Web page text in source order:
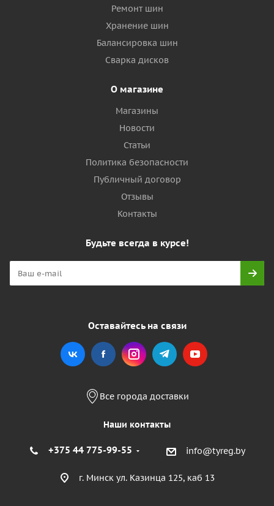
Ремонт шин
Хранение шин
Балансировка шин
Сварка дисков
О магазине
Магазины
Новости
Статьи
Политика безопасности
Публичный договор
Отзывы
Контакты
Будьте всегда в курсе!
Оставайтесь на связи
Все города доставки
Наши контакты
+375 44 775-99-55 info@tyreg.by
г. Минск ул. Казинца 125, каб 13